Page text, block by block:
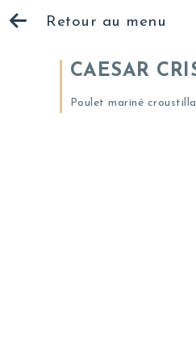
Retour au menu
CAESAR
Poulet mariné